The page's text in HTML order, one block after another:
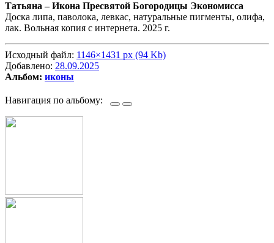
Татьяна –Икона Пресвятой Богородицы Экономисса
Доска липа, паволока, левкас, натуральные пигменты, олифа,
лак. Вольная копия с интернета. 2025 г.
Исходный файл: 1146×1431 px (94 Kb)
Добавлено: 28.09.2025
Альбом: иконы
Навигация по альбому: